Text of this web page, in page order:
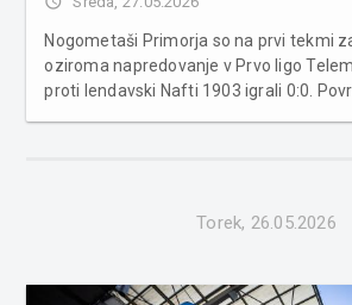
Nogometaši Primorja so na prvi tekmi
oziroma napredovanje v Prvo ligo
proti lendavski Nafti 1903 igrali 0:0.
Torek, 26.05.2026